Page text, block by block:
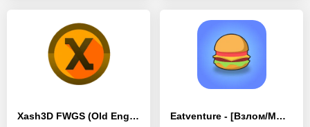
Xash3D FWGS (Old Engine) - [Взлом/МОД Unlocked] Eatventure - [Взлом/МОД Все открыто]